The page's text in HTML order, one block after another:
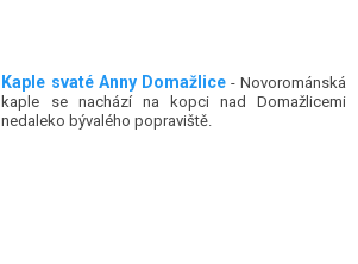
Kaple svaté Anny Domažlice- Novorománská
kaple se nachází na kopci nad Domažlicemi
nedaleko bývalého popraviště.